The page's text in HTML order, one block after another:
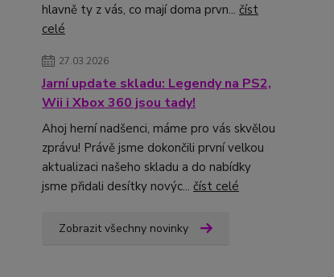
hlavně ty z vás, co mají doma prvn... číst
celé
27.03.2026
Jarní update skladu: Legendy na PS2,
Wii i Xbox 360 jsou tady!
Ahoj herní nadšenci, máme pro vás skvělou
zprávu! Právě jsme dokončili první velkou
aktualizaci našeho skladu a do nabídky
jsme přidali desítky novýc... číst celé
Zobrazit všechny novinky